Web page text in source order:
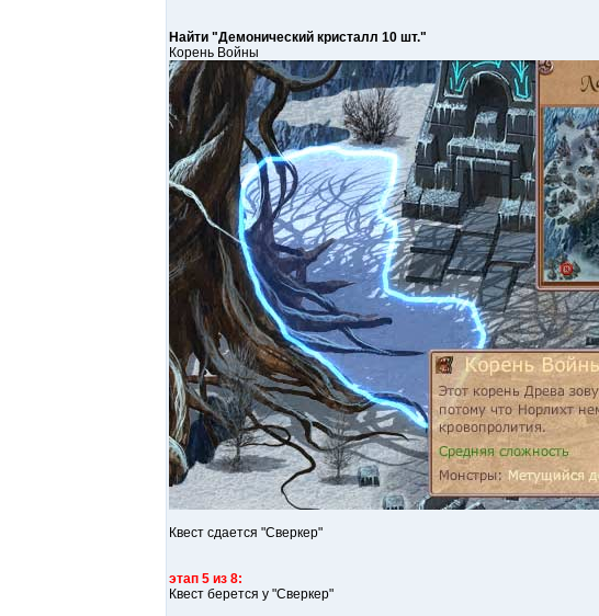
Найти "Демонический кристалл 10 шт."
Корень Войны
Квест сдается "Сверкер"
этап 5 из 8:
Квест берется у "Сверкер"